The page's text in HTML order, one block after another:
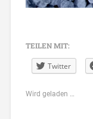
TEILEN MIT:
Twitter
Wird geladen …